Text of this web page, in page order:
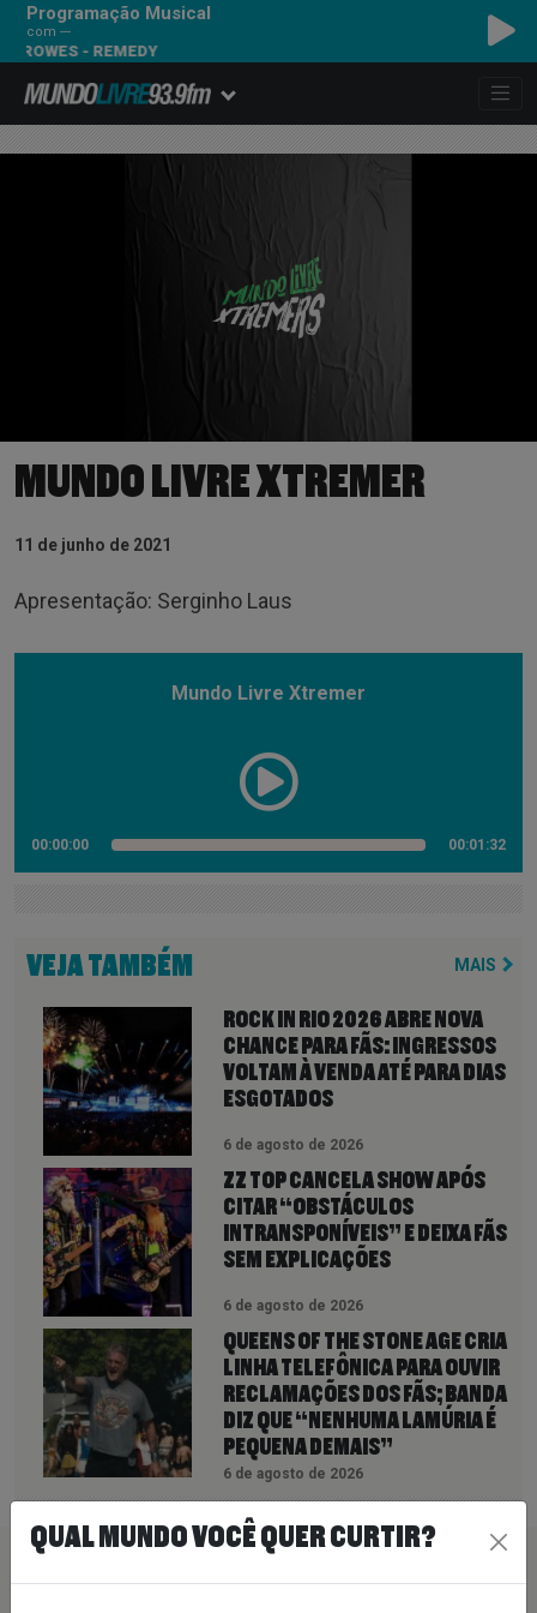
Programação Musical
com ---
- REMEDY
MUNDO LIVRE XTREMER
11 de junho de 2021
Apresentação: Serginho Laus
Mundo Livre Xtremer
00:00:00 00:01:32
VEJA TAMBÉM MAIS
ROCK IN RIO 2026 ABRE NOVA
CHANCE PARA FÃS: INGRESSOS
VOLTAM À VENDA ATÉ PARA DIAS
ESGOTADOS
6 de agosto de 2026
ZZ TOP CANCELA SHOW APÓS
CITAR “OBSTÁCULOS
INTRANSPONÍVEIS” E DEIXA FÃS
SEM EXPLICAÇÕES
6 de agosto de 2026
QUEENS OF THE STONE AGE CRIA
LINHA TELEFÔNICA PARA OUVIR
RECLAMAÇÕES DOS FÃS; BANDA
DIZ QUE “NENHUMA LAMÚRIA É
PEQUENA DEMAIS”
6 de agosto de 2026
PEÇA SUA MÚSICA
QUAL MUNDO VOCÊ QUER CURTIR?